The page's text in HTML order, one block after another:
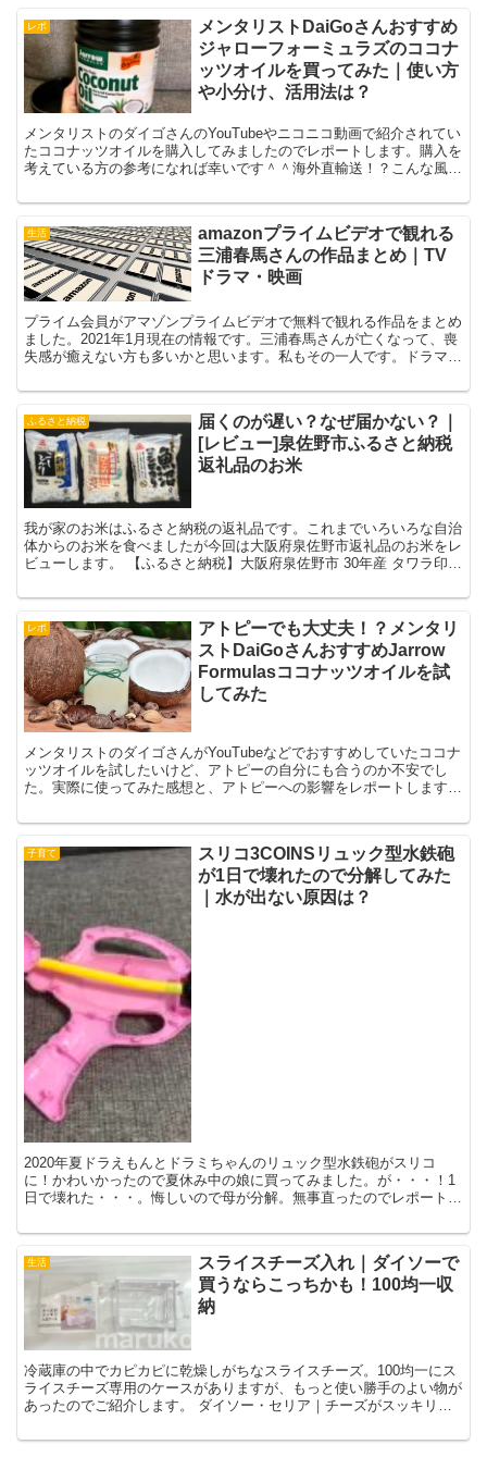
レポ
メンタリストDaiGoさんおすすめ
ジャローフォーミュラズのココナ
ッツオイルを買ってみた｜使い方
や小分け、活用法は？
メンタリストのダイゴさんのYouTubeやニコニコ動画で紹介されてい
たココナッツオイルを購入してみましたのでレポートします。購入を
考えている方の参考になれば幸いです＾＾海外直輸送！？こんな風に
生活
amazonプライムビデオで観れる
三浦春馬さんの作品まとめ｜TV
ドラマ・映画
プライム会員がアマゾンプライムビデオで無料で観れる作品をまとめ
ました。2021年1月現在の情報です。三浦春馬さんが亡くなって、喪
失感が癒えない方も多いかと思います。私もその一人です。ドラマ
ふるさと納税
届くのが遅い？なぜ届かない？｜
[レビュー]泉佐野市ふるさと納税
返礼品のお米
我が家のお米はふるさと納税の返礼品です。これまでいろいろな自治
体からのお米を食べましたが今回は大阪府泉佐野市返礼品のお米をレ
ビューします。 【ふるさと納税】大阪府泉佐野市 30年産 タワラ印厳
レポ
アトピーでも大丈夫！？メンタリ
ストDaiGoさんおすすめJarrow
Formulasココナッツオイルを試
してみた
メンタリストのダイゴさんがYouTubeなどでおすすめしていたココナ
ッツオイルを試したいけど、アトピーの自分にも合うのか不安でし
た。実際に使ってみた感想と、アトピーへの影響をレポートします。
子育て
スリコ3COINSリュック型水鉄砲
が1日で壊れたので分解してみた
｜水が出ない原因は？
2020年夏ドラえもんとドラミちゃんのリュック型水鉄砲がスリコ
に！かわいかったので夏休み中の娘に買ってみました。が・・・！1
日で壊れた・・・。悔しいので母が分解。無事直ったのでレポートし
生活
スライスチーズ入れ｜ダイソーで
買うならこっちかも！100均一収
納
冷蔵庫の中でカピカピに乾燥しがちなスライスチーズ。100均一にス
ライスチーズ専用のケースがありますが、もっと使い勝手のよい物が
あったのでご紹介します。 ダイソー・セリア｜チーズがスッキリ入